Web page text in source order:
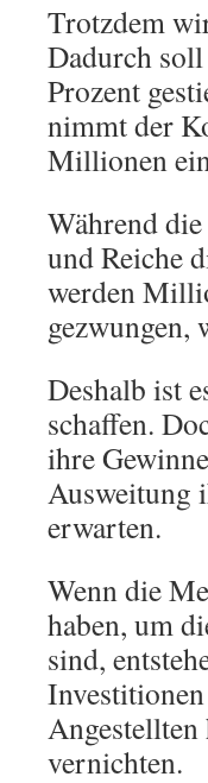
Trotzdem
Dadurch
Prozent
nimmt der
Millionen
Während
und Reiche
werden
gezwungen,
Deshalb ist
schaffen.
ihre
Ausweitung
erwarten.
Wenn die
haben, um
sind,
vernichten.